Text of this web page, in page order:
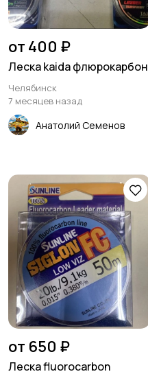
от 400 ₽
Леска kaida флюрокарбон
Челябинск
7 месяцев назад
Анатолий Семенов
от 650 ₽
Леска fluorocarbon